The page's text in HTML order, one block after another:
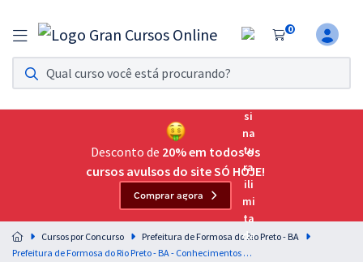
0
Assinatura Ilimitada 11
Acesso a todos os cursos. Teste grátis por 7 dias!
Assinatura OAB Até Passar
Acesso ilimitado a toda preparação para o Exame da
Residências Multiprofissionais
Preparação completa e intensiva para as principais
residências em saúde do Brasil
Desconto de 20% em todos os
cursos avulsos do site SÓ HOJE!
Comprar agora
Cursos por Concurso
Prefeitura de Formosa do Rio Preto - BA
Prefeitura de Formosa do Rio Preto - BA - Conhecimentos Específicos para o Cargo de Agente Sanitarista (Pós-Edital)